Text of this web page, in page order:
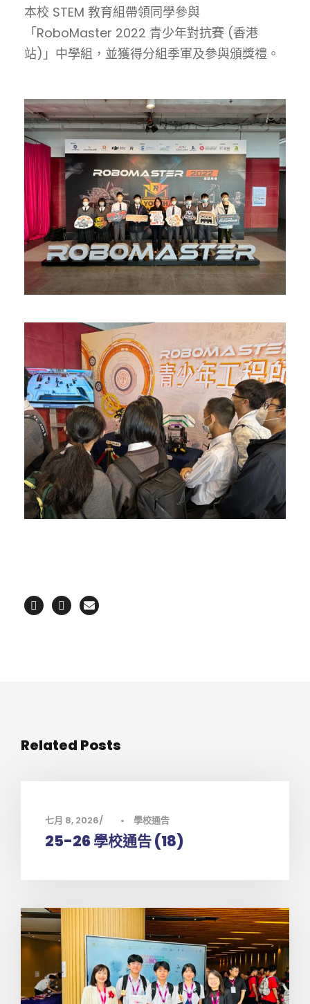
本校 STEM 教育組帶領同學參與
「RoboMaster 2022 青少年對抗賽 (香港
站)」中學組，並獲得分組季軍及參與頒獎禮。
Related Posts
七月 8, 2026 • 學校通告
25-26 學校通告 (18)